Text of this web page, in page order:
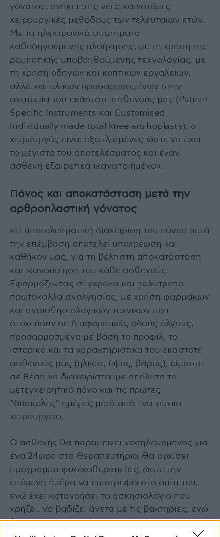
γόνατος, ανήκει στις νέες καινοτόμες
χειρουργικές μεθόδους των τελευταίων ετών.
Με τα ηλεκτρονικά συστήματα
καθοδηγούμενης πλοήγησης, με τη χρήση της
ρομποτικής υποβοηθούμενης τεχνολογίας, με
τη χρήση οδηγών και κοπτικών εργαλείων,
αλλά και υλικών προσαρμοσμένων στην
ανατομία του εκάστοτε ασθενούς μας (Patient
Specific Instruments και Customised
individually made total knee artrhoplasty), ο
χειρουργός είναι εξοπλισμένος ώστε να έχει
το μέγιστο του αποτελέσματος και έναν
ασθενή εξαιρετικά ικανοποιημένο».
Πόνος και αποκατάσταση μετά την
αρθροπλαστική γόνατος
«Η αποτελεσματική διαχείριση του πόνου μετά
την επέμβαση αποτελεί υποχρέωση και
καθήκον μας, για τη βέλτιστη αποκατάσταση
και ικανοποίηση του κάθε ασθενούς.
Εφαρμόζοντας σύγχρονα και πολύτροπα
πρωτόκολλα αναλγησίας, με χρήση φαρμάκων
και αναισθησιολογικών τεχνικών που
στοχεύουν σε διαφορετικές οδούς άλγους,
προσαρμοσμένα με βάση το προφίλ, το
ιστορικό και τα χαρακτηριστικά του εκάστοτε
ασθενούς μας (ηλικία, ύψος, βάρος), είμαστε
σε θέση να διαχειριστούμε απόλυτα το
μετεγχειρητικό πόνο και τις πρώτες
“δύσκολες“ ημέρες μετά από ένα τέτοιο
χειρουργείο.
Ο ασθενής θα παραμείνει νοσηλευόμενος για
ένα 24ωρο στο Θεραπευτήριο, θα αρχίσει
πρόγραμμα φυσικοθεραπείας, ώστε την
επόμενη ημέρα να επιστρέψει στο σπίτι του,
ενώ έχει κατανοήσει το ασκησιολόγιο που
χρήζει, να βαδίζει άνετα με τις βακτηρίες, ενώ
θα πρέπει να εκπαιδευτεί και σε συγκεκριμένο